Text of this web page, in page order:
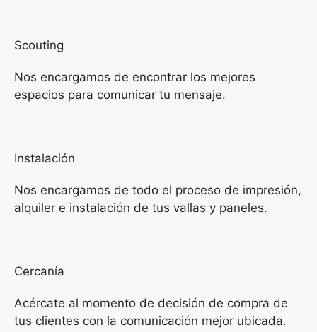
Scouting
Nos encargamos de encontrar los mejores
espacios para comunicar tu mensaje.
Instalación
Nos encargamos de todo el proceso de impresión,
alquiler e instalación de tus vallas y paneles.
Cercanía
Acércate al momento de decisión de compra de
tus clientes con la comunicación mejor ubicada.